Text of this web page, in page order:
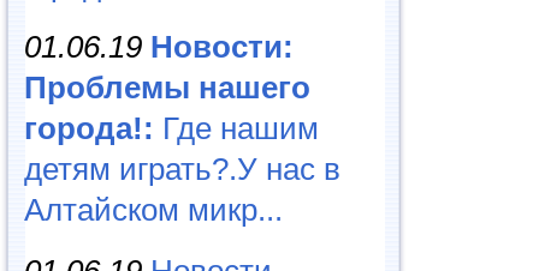
01.06.19 Новости:
Проблемы нашего
города!: Где нашим
детям играть?.У нас в
Алтайском микр...